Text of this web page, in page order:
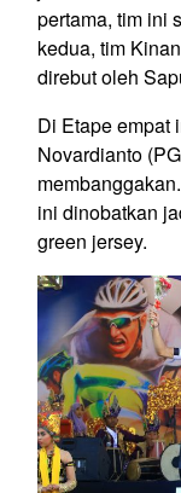
pertama, tim ini
kedua, tim
direbut oleh
Di Etape empat
Novardianto
ini dinobatkan
green jersey.